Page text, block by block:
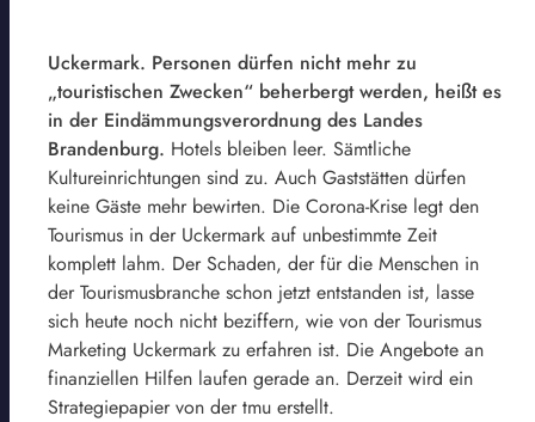
Uckermark. Personen dürfen nicht mehr zu
„touristischen Zwecken“ beherbergt werden, heißt es
in der Eindämmungsverordnung des Landes
Brandenburg. Hotels bleiben leer. Sämtliche
Kultureinrichtungen sind zu. Auch Gaststätten dürfen
keine Gäste mehr bewirten. Die Corona-Krise legt den
Tourismus in der Uckermark auf unbestimmte Zeit
komplett lahm. Der Schaden, der für die Menschen in
der Tourismusbranche schon jetzt entstanden ist, lasse
sich heute noch nicht beziffern, wie von der Tourismus
Marketing Uckermark zu erfahren ist. Die Angebote an
finanziellen Hilfen laufen gerade an. Derzeit wird ein
Strategiepapier von der tmu erstellt.